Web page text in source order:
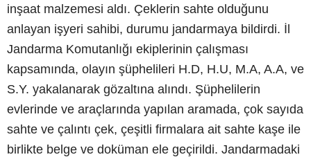
inşaat malzemesi aldı. Çeklerin sahte olduğunu
anlayan işyeri sahibi, durumu jandarmaya bildirdi. İl
Jandarma Komutanlığı ekiplerinin çalışması
kapsamında, olayın şüphelileri H.D, H.U, M.A, A.A, ve
S.Y. yakalanarak gözaltına alındı. Şüphelilerin
evlerinde ve araçlarında yapılan aramada, çok sayıda
sahte ve çalıntı çek, çeşitli firmalara ait sahte kaşe ile
birlikte belge ve doküman ele geçirildi. Jandarmadaki